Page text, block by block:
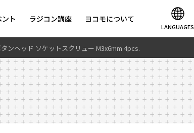
ト ラジコン講座 ヨコモについて
LANGUAGES
ンヘッド ソケットスクリュー M3x6mm 4pcs.